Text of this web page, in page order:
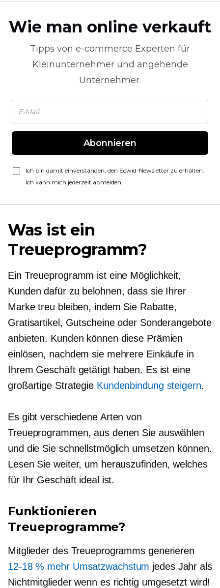
Wie man online verkauft
Tipps von e-commerce Experten für
Kleinunternehmer und angehende
Unternehmer.
Abonnieren
Ich bin damit einverstanden, den Ecwid-Newsletter zu erhalten.
Ich kann mich jederzeit abmelden.
Was ist ein
Treueprogramm?
Ein Treueprogramm ist eine Möglichkeit,
Kunden dafür zu belohnen, dass sie Ihrer
Marke treu bleiben, indem Sie Rabatte,
Gratisartikel, Gutscheine oder Sonderangebote
anbieten. Kunden können diese Prämien
einlösen, nachdem sie mehrere Einkäufe in
Ihrem Geschäft getätigt haben. Es ist eine
großartige Strategie Kundenbindung steigern.
Es gibt verschiedene Arten von
Treueprogrammen, aus denen Sie auswählen
und die Sie schnellstmöglich umsetzen können.
Lesen Sie weiter, um herauszufinden, welches
für Ihr Geschäft ideal ist.
Funktionieren
Treueprogramme?
Mitglieder des Treueprogramms generieren
12-18 % mehr Umsatzwachstum jedes Jahr als
Nichtmitgliederwenn es richtig umgesetzt wird!